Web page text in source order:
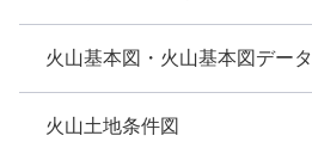
火山基本図・火山基本図データ
火山土地条件図